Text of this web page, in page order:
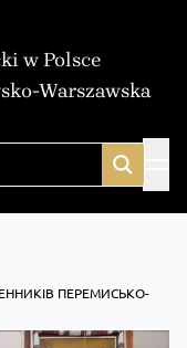
w Polsce
Warszawska
ПЕРЕМИСЬКО-